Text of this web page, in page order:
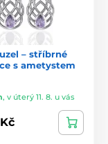
– stříbrné
s ametystem
, v úterý 11. 8. u vás